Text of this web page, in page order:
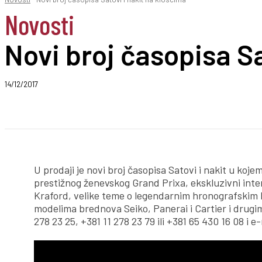
Novosti
Novi broj časopisa
14/12/2017
U prodaji je novi broj časopisa Satovi i nakit u
prestižnog ženevskog Grand Prixa, ekskluzivni
Kraford, velike teme o legendarnim
modelima brednova Seiko, Panerai i Cartier i
278 23 25, +381 11 278 23 79 ili +381 65 430 16